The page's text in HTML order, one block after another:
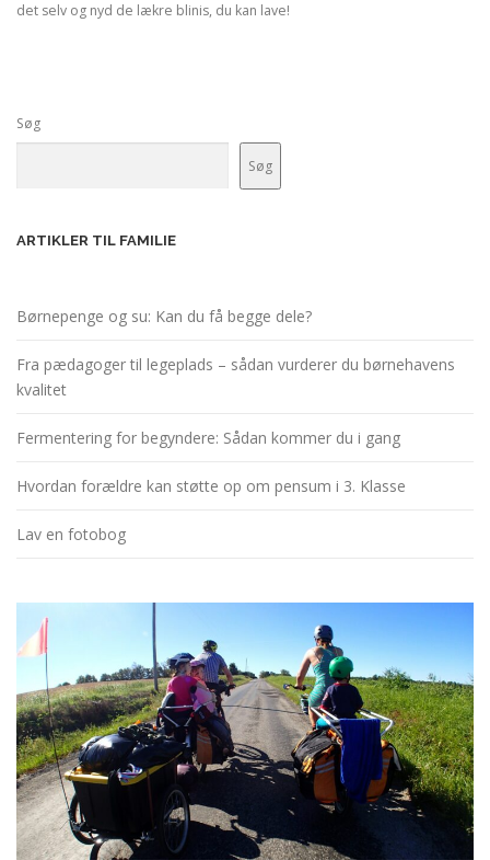
det selv og nyd de lækre blinis, du kan lave!
Søg
Søg
ARTIKLER TIL FAMILIE
Børnepenge og su: Kan du få begge dele?
Fra pædagoger til legeplads – sådan vurderer du børnehavens
kvalitet
Fermentering for begyndere: Sådan kommer du i gang
Hvordan forældre kan støtte op om pensum i 3. Klasse
Lav en fotobog